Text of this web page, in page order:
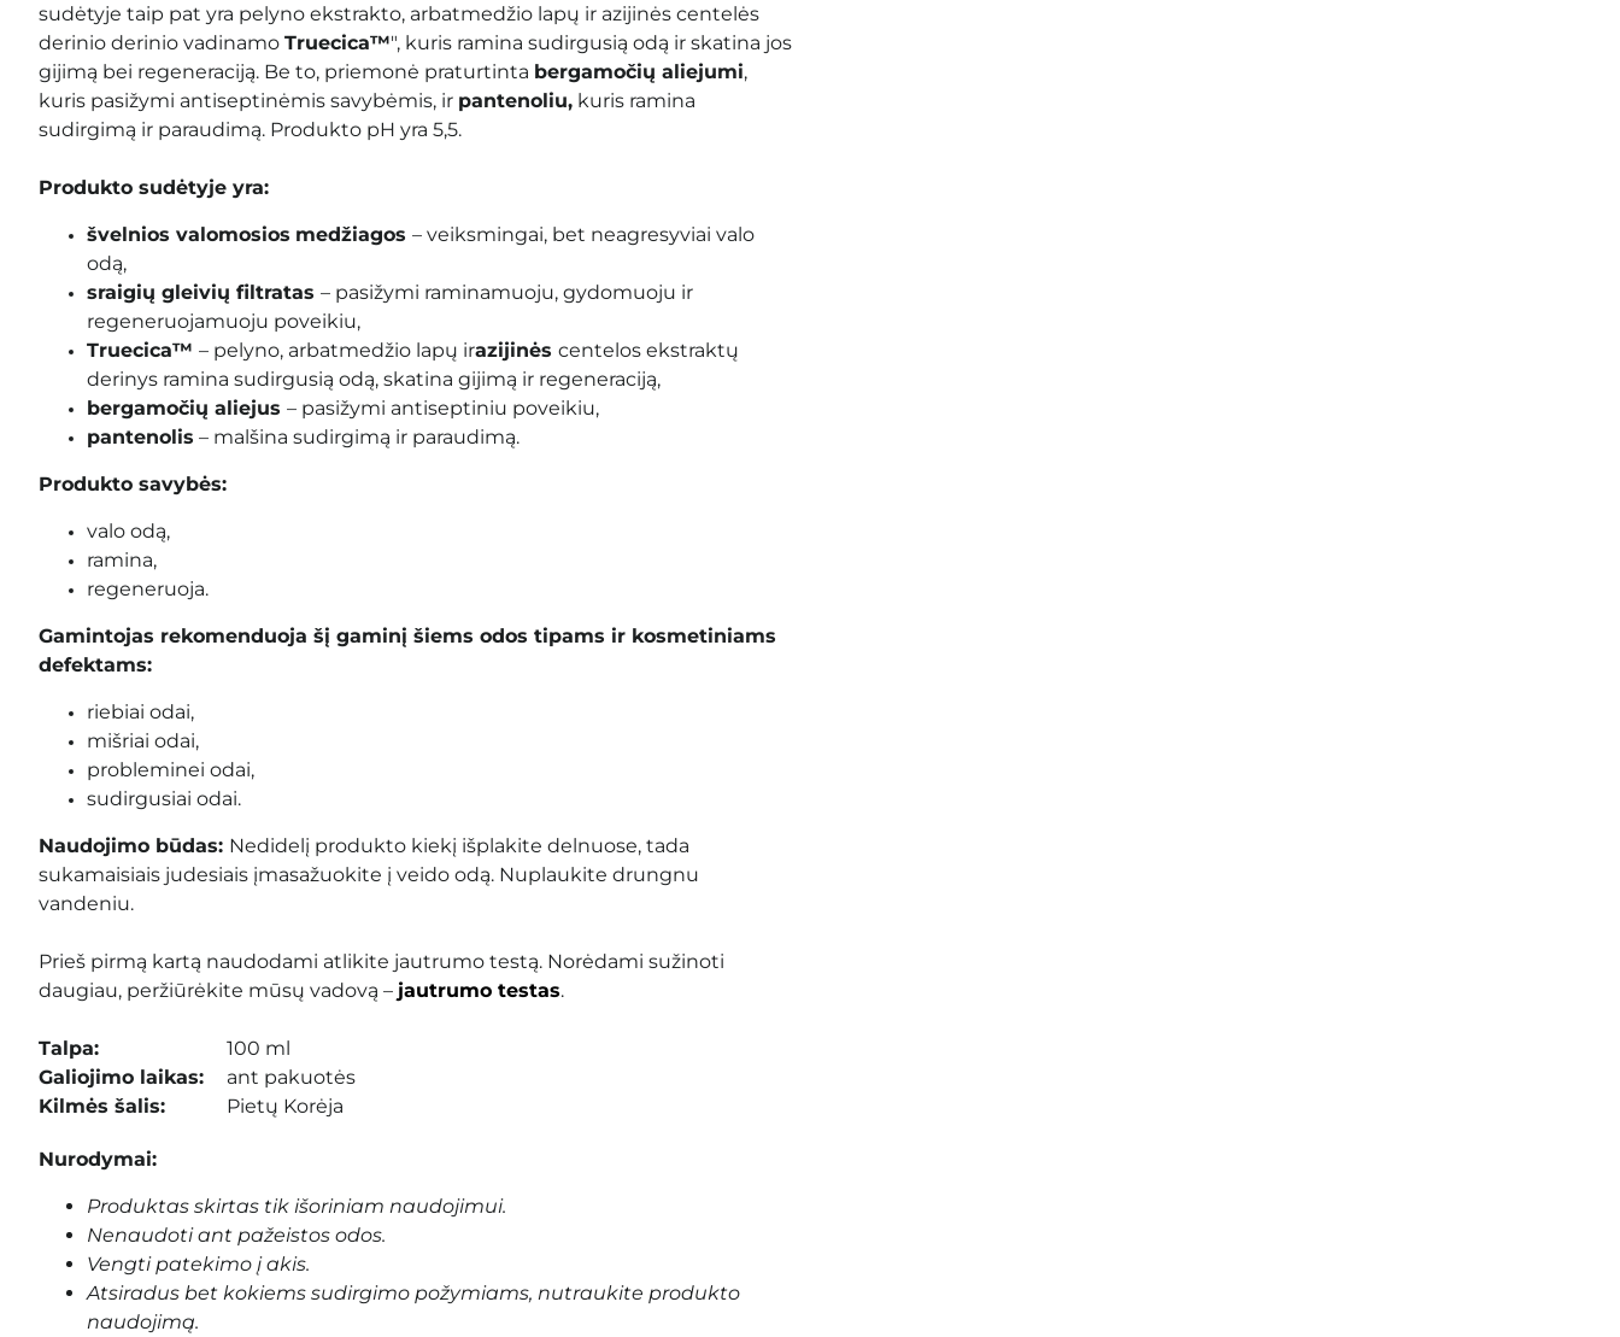
sudėtyje taip pat yra pelyno ekstrakto, arbatmedžio lapų ir azijinės centelės
derinio derinio vadinamo Truecica™", kuris ramina sudirgusią odą ir skatina jos
gijimą bei regeneraciją. Be to, priemonė praturtinta bergamočių aliejumi,
kuris pasižymi antiseptinėmis savybėmis, ir pantenoliu, kuris ramina
sudirgimą ir paraudimą. Produkto pH yra 5,5.
Produkto sudėtyje yra:
švelnios valomosios medžiagos – veiksmingai, bet neagresyviai valo
odą,
sraigių gleivių filtratas – pasižymi raminamuoju, gydomuoju ir
regeneruojamuoju poveikiu,
Truecica™ – pelyno, arbatmedžio lapų irazijinės centelos ekstraktų
derinys ramina sudirgusią odą, skatina gijimą ir regeneraciją,
bergamočių aliejus – pasižymi antiseptiniu poveikiu,
pantenolis – malšina sudirgimą ir paraudimą.
Produkto savybės:
valo odą,
ramina,
regeneruoja.
Gamintojas rekomenduoja šį gaminį šiems odos tipams ir kosmetiniams
defektams:
riebiai odai,
mišriai odai,
probleminei odai,
sudirgusiai odai.
Naudojimo būdas: Nedidelį produkto kiekį išplakite delnuose, tada
sukamaisiais judesiais įmasažuokite į veido odą. Nuplaukite drungnu
vandeniu.
Prieš pirmą kartą naudodami atlikite jautrumo testą. Norėdami sužinoti
daugiau, peržiūrėkite mūsų vadovą – jautrumo testas.
Talpa:
100 ml
Galiojimo laikas:
ant pakuotės
Kilmės šalis:
Pietų Korėja
Nurodymai:
Produktas skirtas tik išoriniam naudojimui.
Nenaudoti ant pažeistos odos.
Vengti patekimo į akis.
Atsiradus bet kokiems sudirgimo požymiams, nutraukite produkto
naudojimą.